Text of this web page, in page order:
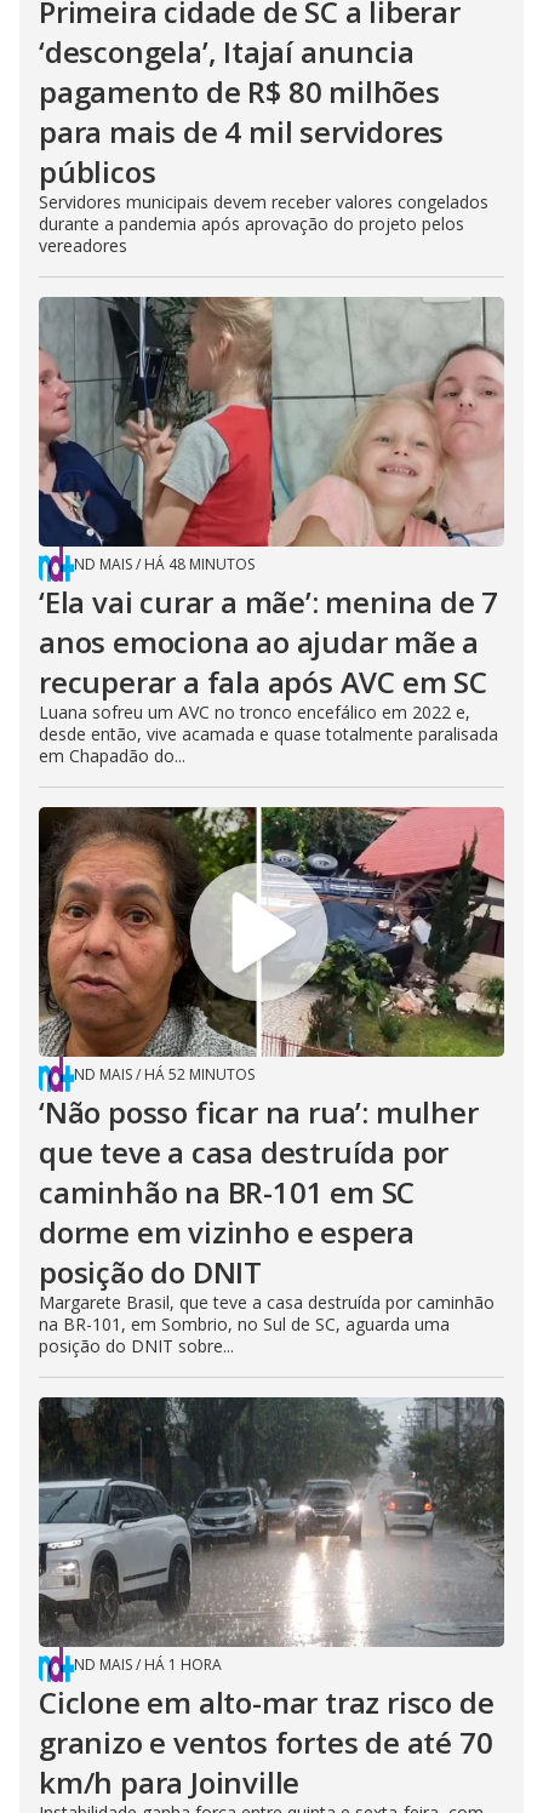
Primeira cidade de SC a liberar
‘descongela’, Itajaí anuncia
pagamento de R$ 80 milhões
para mais de 4 mil servidores
públicos
Servidores municipais devem receber valores congelados
durante a pandemia após aprovação do projeto pelos
vereadores
ND MAIS/ HÁ 48 MINUTOS
‘Ela vai curar a mãe’: menina de 7
anos emociona ao ajudar mãe a
recuperar a fala após AVC em SC
Luana sofreu um AVC no tronco encefálico em 2022 e,
desde então, vive acamada e quase totalmente paralisada
em Chapadão do...
ND MAIS/ HÁ 52 MINUTOS
‘Não posso ficar na rua’: mulher
que teve a casa destruída por
caminhão na BR-101 em SC
dorme em vizinho e espera
posição do DNIT
Margarete Brasil, que teve a casa destruída por caminhão
na BR-101, em Sombrio, no Sul de SC, aguarda uma
posição do DNIT sobre...
ND MAIS/ HÁ 1 HORA
Ciclone em alto-mar traz risco de
granizo e ventos fortes de até 70
km/h para Joinville